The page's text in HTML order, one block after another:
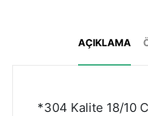
AÇIKLAMA
*304 Kalite 18/10